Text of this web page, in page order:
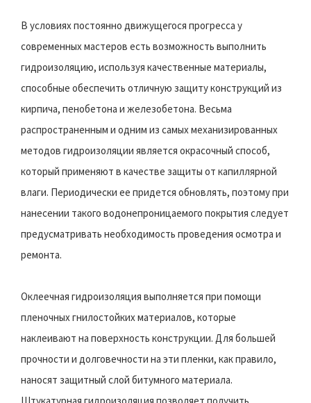
В условиях постоянно движущегося прогресса у
современных мастеров есть возможность выполнить
гидроизоляцию, используя качественные материалы,
способные обеспечить отличную защиту конструкций из
кирпича, пенобетона и железобетона. Весьма
распространенным и одним из самых механизированных
методов гидроизоляции является окрасочный способ,
который применяют в качестве защиты от капиллярной
влаги. Периодически ее придется обновлять, поэтому при
нанесении такого водонепроницаемого покрытия следует
предусматривать необходимость проведения осмотра и
ремонта.
Оклеечная гидроизоляция выполняется при помощи
пленочных гнилостойких материалов, которые
наклеивают на поверхность конструкции. Для большей
прочности и долговечности на эти пленки, как правило,
наносят защитный слой битумного материала.